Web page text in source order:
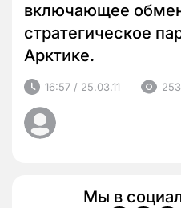
включающее
стратегическое
Арктике.
16:57 / 25.03.11 253
Мы в